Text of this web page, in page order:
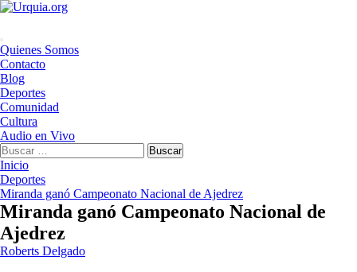
Saltar
Menú
principal
Quienes Somos
Contacto
Blog
Deportes
Comunidad
Cultura
Audio en Vivo
Buscar:
Inicio
Deportes
Miranda ganó Campeonato Nacional de Ajedrez
Miranda ganó Campeonato Nacional de
Ajedrez
Roberts Delgado